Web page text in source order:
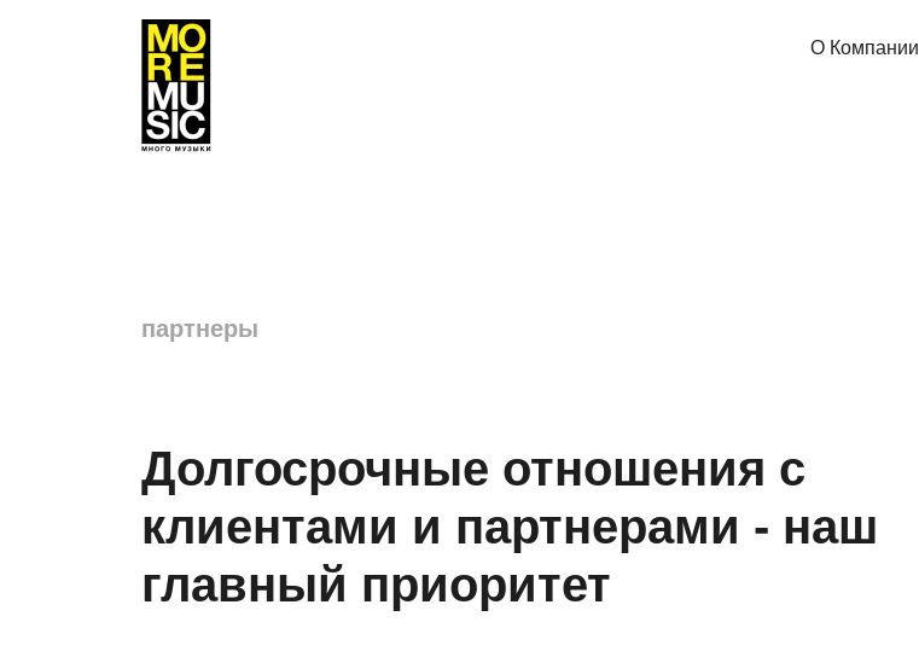
О Компании
партнеры
Долгосрочные отношения с
клиентами и партнерами - наш
главный приоритет